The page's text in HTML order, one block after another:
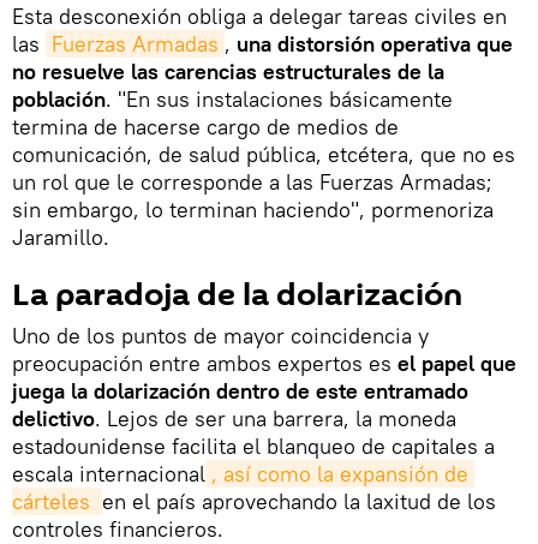
Esta desconexión obliga a delegar tareas civiles en
las Fuerzas Armadas , una distorsión operativa que
no resuelve las carencias estructurales de la
población. "En sus instalaciones básicamente
termina de hacerse cargo de medios de
comunicación, de salud pública, etcétera, que no es
un rol que le corresponde a las Fuerzas Armadas;
sin embargo, lo terminan haciendo", pormenoriza
Jaramillo.
La paradoja de la dolarización
Uno de los puntos de mayor coincidencia y
preocupación entre ambos expertos es el papel que
juega la dolarización dentro de este entramado
delictivo. Lejos de ser una barrera, la moneda
estadounidense facilita el blanqueo de capitales a
escala internacional , así como la expansión de
cárteles en el país aprovechando la laxitud de los
controles financieros.